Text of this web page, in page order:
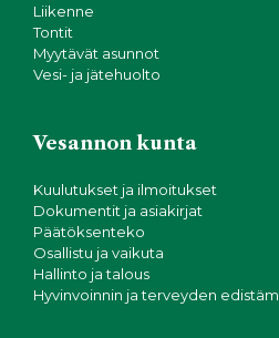
Liikenne
Tontit
Myytävät asunnot
Vesi- ja jätehuolto
Vesannon kunta
Kuulutukset ja ilmoitukset
Dokumentit ja asiakirjat
Päätöksenteko
Osallistu ja vaikuta
Hallinto ja talous
Hyvinvoinnin ja terveyden